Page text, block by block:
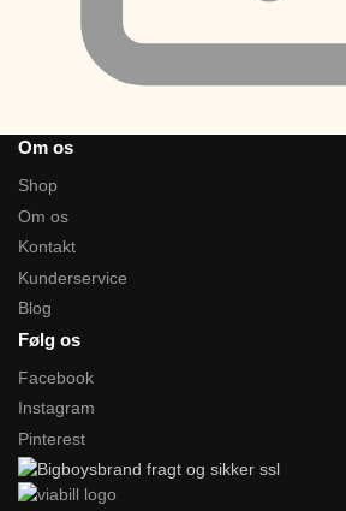
Om os
Shop
Om os
Kontakt
Kunderservice
Blog
Følg os
Facebook
Instagram
Pinterest